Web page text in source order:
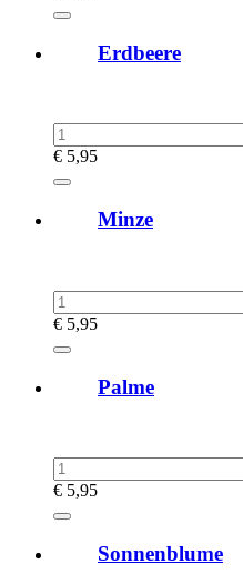
Erdbeere
€ 5,95
Minze
€ 5,95
Palme
€ 5,95
Sonnenblume